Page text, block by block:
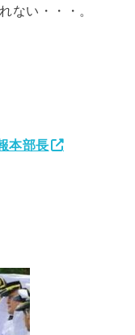
ない・・・。
本部長